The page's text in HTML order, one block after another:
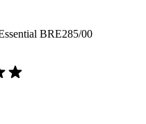
BRE285/00